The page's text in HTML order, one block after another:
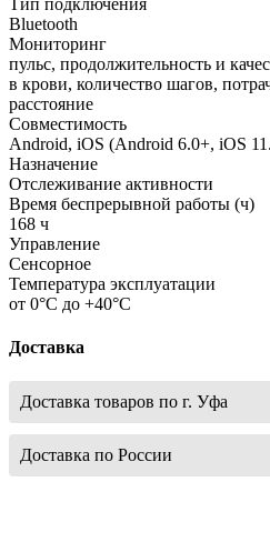
Bluetooth
Мониторинг
пульс, продолжительность и
в крови, количество шагов,
расстояние
Совместимость
Android, iOS (Android 6.0+, iOS
Назначение
Отслеживание активности
Время беспрерывной работы (ч)
168 ч
Управление
Сенсорное
Температура эксплуатации
от 0°C до +40°C
Доставка
Доставка товаров по г. Уфа
Доставка по России